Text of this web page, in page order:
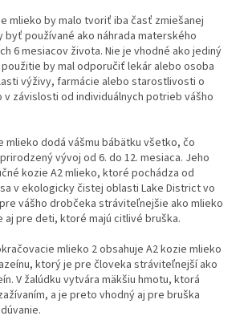
mlieko by malo tvoriť iba časť zmiešanej
byť používané ako náhrada materského
6 mesiacov života. Nie je vhodné ako jediný
by mal odporučiť lekár alebo osoba
výživy, farmácie alebo starostlivosti o
v závislosti od individuálnych potrieb vášho
mlieko dodá vášmu bábätku všetko, čo
vývoj od 6. do 12. mesiaca. Jeho
kozie A2 mlieko, ktoré pochádza od
v ekologicky čistej oblasti Lake District vo
vášho drobčeka stráviteľnejšie ako mlieko
aj pre deti, ktoré majú citlivé bruška.
mlieko 2 obsahuje A2 kozie mlieko
ktorý je pre človeka stráviteľnejší ako
V žalúdku vytvára mäkšiu hmotu, ktorá
a je preto vhodný aj pre bruška